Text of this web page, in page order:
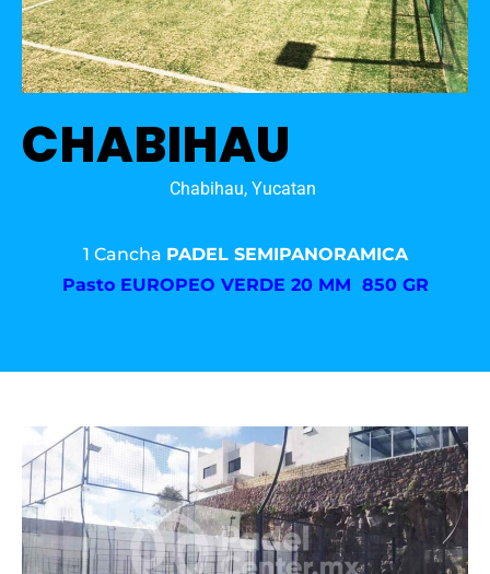
CHABIHAU
Chabihau, Yucatan
1 Cancha PADEL SEMIPANORAMICA
Pasto EUROPEO VERDE 20 MM 850 GR